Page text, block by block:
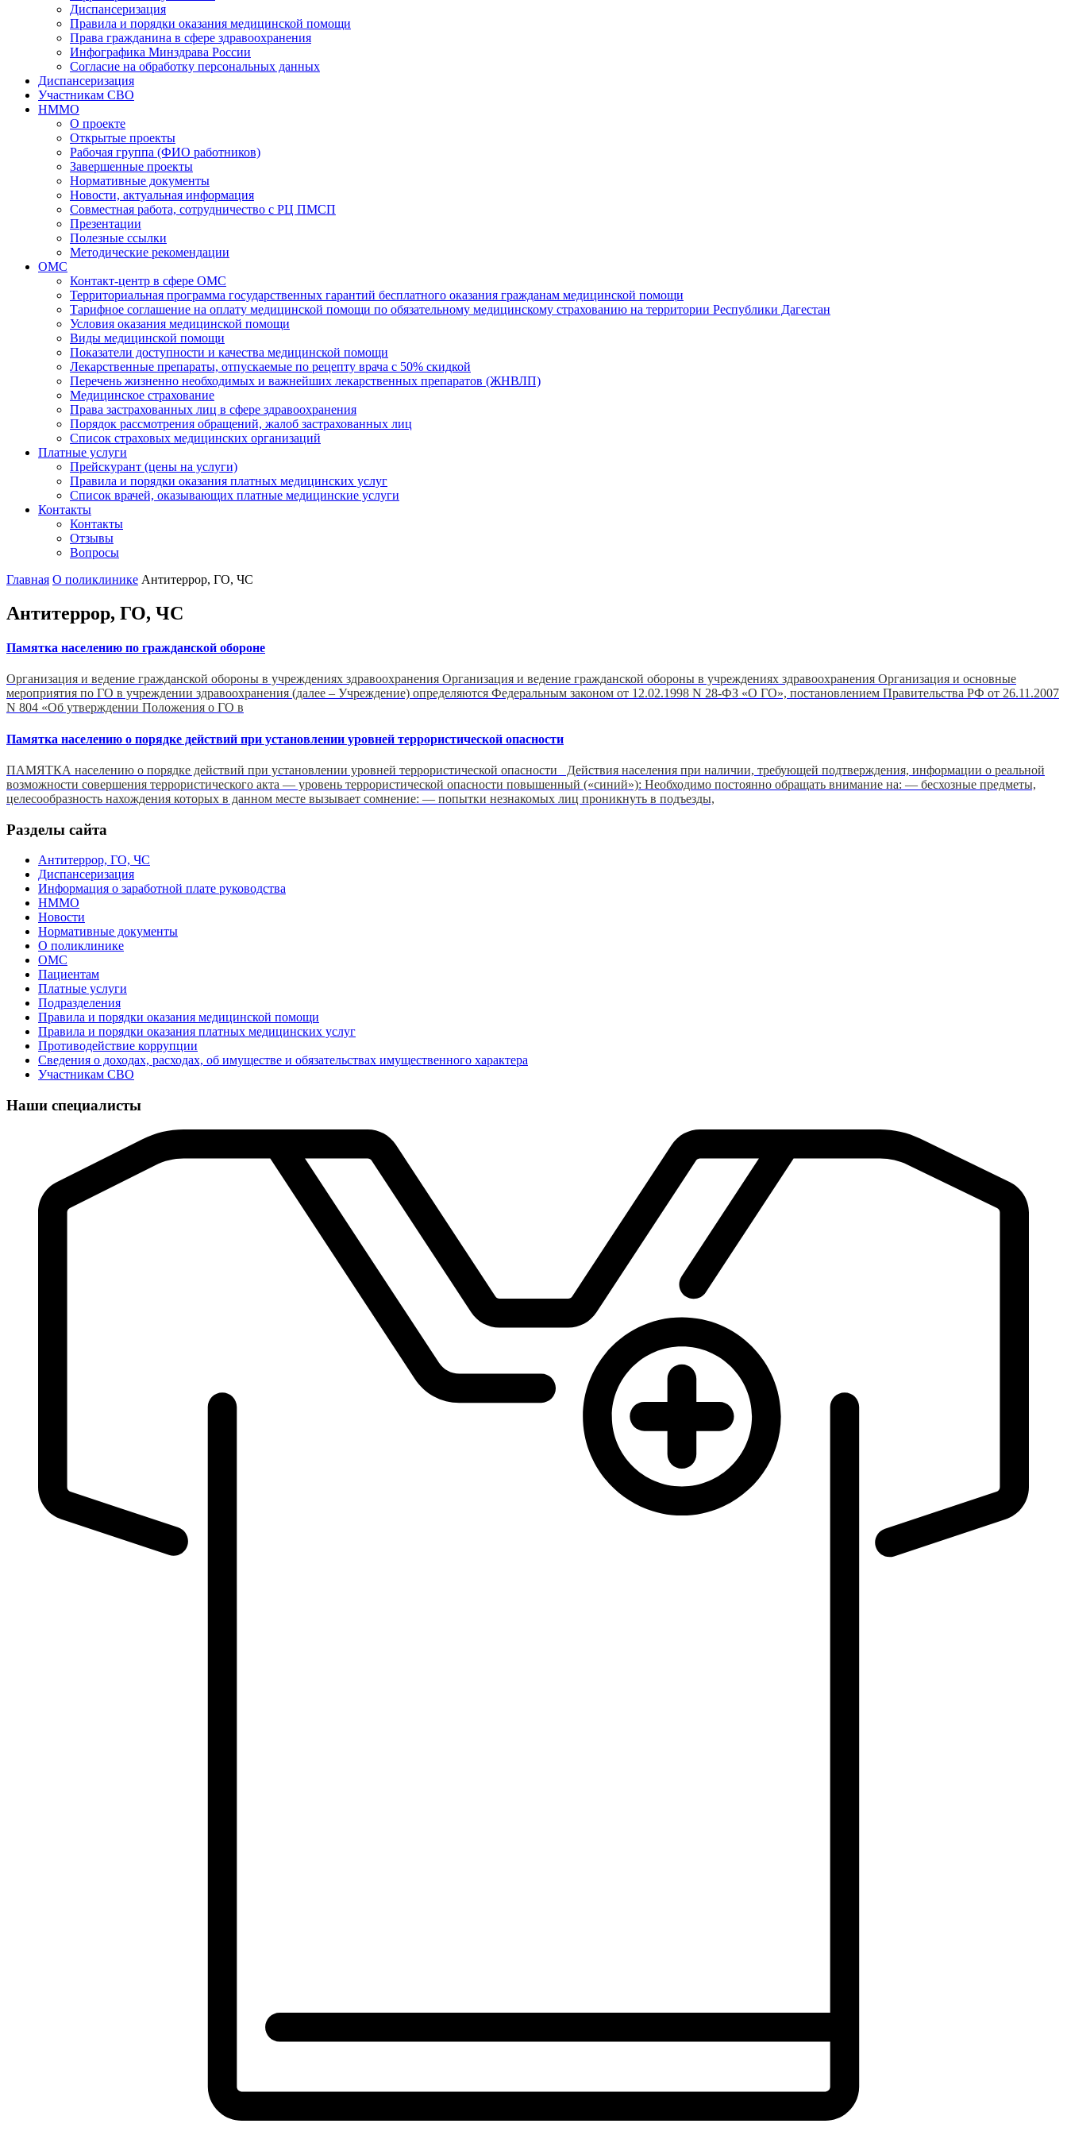
Диспансеризация
Правила и порядки оказания медицинской помощи
Права гражданина в сфере здравоохранения
Инфографика Минздрава России
Согласие на обработку персональных данных
Диспансеризация
Участникам СВО
НММО
О проекте
Открытые проекты
Рабочая группа (ФИО работников)
Завершенные проекты
Нормативные документы
Новости, актуальная информация
Совместная работа, сотрудничество с РЦ ПМСП
Презентации
Полезные ссылки
Методические рекомендации
ОМС
Контакт-центр в сфере ОМС
Территориальная программа государственных гарантий бесплатного оказания гражданам медицинской помощи
Тарифное соглашение на оплату медицинской помощи по обязательному медицинскому страхованию на территории Республики Дагестан
Условия оказания медицинской помощи
Виды медицинской помощи
Показатели доступности и качества медицинской помощи
Лекарственные препараты, отпускаемые по рецепту врача с 50% скидкой
Перечень жизненно необходимых и важнейших лекарственных препаратов (ЖНВЛП)
Медицинское страхование
Права застрахованных лиц в сфере здравоохранения
Порядок рассмотрения обращений, жалоб застрахованных лиц
Список страховых медицинских организаций
Платные услуги
Прейскурант (цены на услуги)
Правила и порядки оказания платных медицинских услуг
Список врачей, оказывающих платные медицинские услуги
Контакты
Контакты
Отзывы
Вопросы
Главная О поликлинике Антитеррор, ГО, ЧС
Антитеррор, ГО, ЧС
Памятка населению по гражданской обороне
Организация и ведение гражданской обороны в учреждениях здравоохранения Организация и ведение гражданской обороны в учреждениях здравоохранения Организация и основные
мероприятия по ГО в учреждении здравоохранения (далее – Учреждение) определяются Федеральным законом от 12.02.1998 N 28-ФЗ «О ГО», постановлением Правительства РФ от 26.11.2007
N 804 «Об утверждении Положения о ГО в
Памятка населению о порядке действий при установлении уровней террористической опасности
ПАМЯТКА населению о порядке действий при установлении уровней террористической опасности Действия населения при наличии, требующей подтверждения, информации о реальной
возможности совершения террористического акта — уровень террористической опасности повышенный («синий»): Необходимо постоянно обращать внимание на: — бесхозные предметы,
целесообразность нахождения которых в данном месте вызывает сомнение: — попытки незнакомых лиц проникнуть в подъезды,
Разделы сайта
Антитеррор, ГО, ЧС
Диспансеризация
Информация о заработной плате руководства
НММО
Новости
Нормативные документы
О поликлинике
ОМС
Пациентам
Платные услуги
Подразделения
Правила и порядки оказания медицинской помощи
Правила и порядки оказания платных медицинских услуг
Противодействие коррупции
Сведения о доходах, расходах, об имуществе и обязательствах имущественного характера
Участникам СВО
Наши специалисты